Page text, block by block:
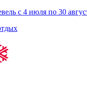
с 4 июля по 30